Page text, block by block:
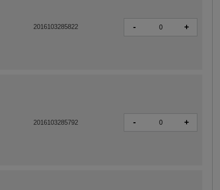
2016103285822 - +
2016103285792 - +